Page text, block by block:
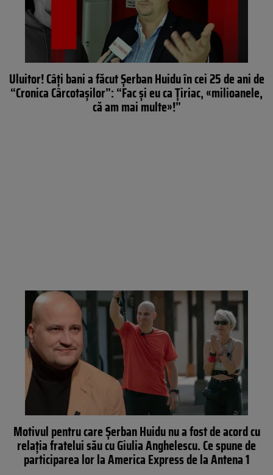
Uluitor! Câți bani a făcut Șerban Huidu în cei 25 de ani de
“Cronica Cârcotașilor”: “Fac și eu ca Țiriac, «milioanele,
că am mai multe»!”
Motivul pentru care Șerban Huidu nu a fost de acord cu
relația fratelui său cu Giulia Anghelescu. Ce spune de
participarea lor la America Express de la Antena 1